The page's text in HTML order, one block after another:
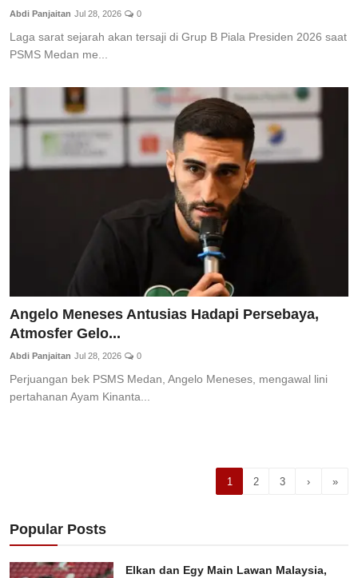
Abdi Panjaitan Jul 28, 2026 0
Laga sarat sejarah akan tersaji di Grup B Piala Presiden 2026 saat
PSMS Medan me...
Angelo Meneses Antusias Hadapi Persebaya,
Atmosfer Gelo...
Abdi Panjaitan Jul 28, 2026 0
Perjuangan bek PSMS Medan, Angelo Meneses, mengawal lini
pertahanan Ayam Kinanta...
1 2 3 › »
Popular Posts
Elkan dan Egy Main Lawan Malaysia,